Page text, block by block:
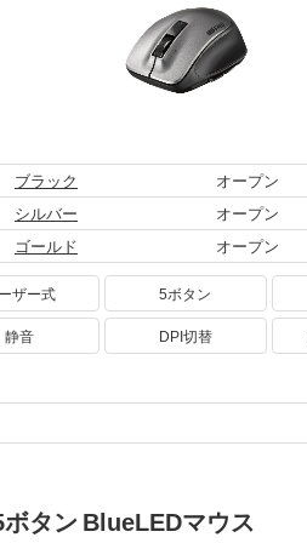
ブラック
オープン
シルバー
オープン
ゴールド
オープン
ザー式 5ボタン
静音
DPI切替
タン BlueLEDマウス